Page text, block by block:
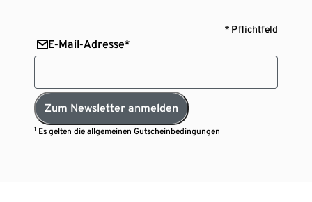
* Pflichtfeld
E-Mail-Adresse*
Zum Newsletter anmelden
¹ Es gelten dieallgemeinen Gutscheinbedingungen